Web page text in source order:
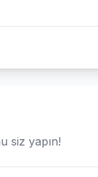
siz yapın!